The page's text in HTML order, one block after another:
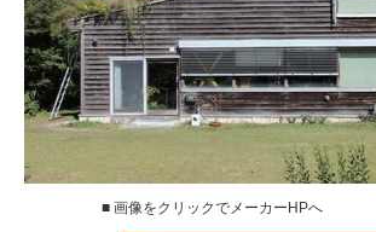
■ 画像をクリックでメーカーHPへ